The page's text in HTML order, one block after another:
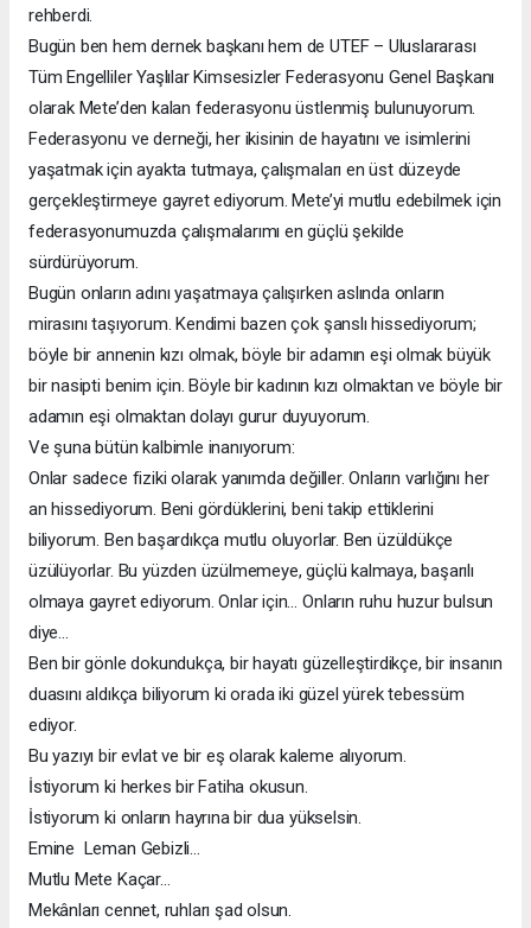
rehberdi.
Bugün ben hem dernek başkanı hem de UTEF – Uluslararası
Tüm Engelliler Yaşlılar Kimsesizler Federasyonu Genel Başkanı
olarak Mete’den kalan federasyonu üstlenmiş bulunuyorum.
Federasyonu ve derneği, her ikisinin de hayatını ve isimlerini
yaşatmak için ayakta tutmaya, çalışmaları en üst düzeyde
gerçekleştirmeye gayret ediyorum. Mete’yi mutlu edebilmek için
federasyonumuzda çalışmalarımı en güçlü şekilde
sürdürüyorum.
Bugün onların adını yaşatmaya çalışırken aslında onların
mirasını taşıyorum. Kendimi bazen çok şanslı hissediyorum;
böyle bir annenin kızı olmak, böyle bir adamın eşi olmak büyük
bir nasipti benim için. Böyle bir kadının kızı olmaktan ve böyle bir
adamın eşi olmaktan dolayı gurur duyuyorum.
Ve şuna bütün kalbimle inanıyorum:
Onlar sadece fiziki olarak yanımda değiller. Onların varlığını her
an hissediyorum. Beni gördüklerini, beni takip ettiklerini
biliyorum. Ben başardıkça mutlu oluyorlar. Ben üzüldükçe
üzülüyorlar. Bu yüzden üzülmemeye, güçlü kalmaya, başarılı
olmaya gayret ediyorum. Onlar için… Onların ruhu huzur bulsun
diye…
Ben bir gönle dokundukça, bir hayatı güzelleştirdikçe, bir insanın
duasını aldıkça biliyorum ki orada iki güzel yürek tebessüm
ediyor.
Bu yazıyı bir evlat ve bir eş olarak kaleme alıyorum.
İstiyorum ki herkes bir Fatiha okusun.
İstiyorum ki onların hayrına bir dua yükselsin.
Emine Leman Gebizli…
Mutlu Mete Kaçar…
Mekânları cennet, ruhları şad olsun.